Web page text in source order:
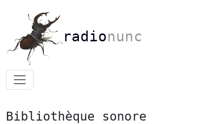
radionunc
Bibliothèque sonore